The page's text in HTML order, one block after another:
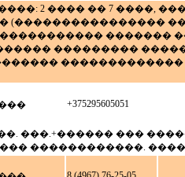
2 ���� �� 7 ����,
��
�������
���������
+375295605051
���.+������ ���
������������.